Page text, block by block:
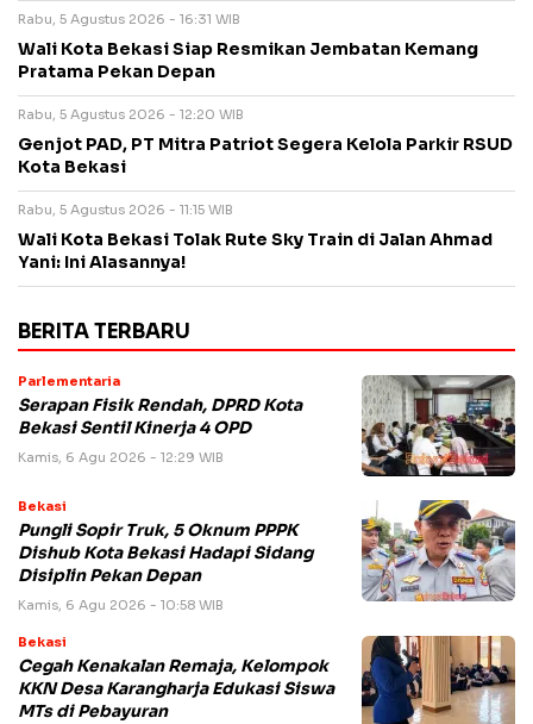
Rabu, 5 Agustus 2026 - 16:31 WIB
Wali Kota Bekasi Siap Resmikan Jembatan Kemang
Pratama Pekan Depan
Rabu, 5 Agustus 2026 - 12:20 WIB
Genjot PAD, PT Mitra Patriot Segera Kelola Parkir RSUD
Kota Bekasi
Rabu, 5 Agustus 2026 - 11:15 WIB
Wali Kota Bekasi Tolak Rute Sky Train di Jalan Ahmad
Yani: Ini Alasannya!
BERITA TERBARU
Parlementaria
Serapan Fisik Rendah, DPRD Kota
Bekasi Sentil Kinerja 4 OPD
Kamis, 6 Agu 2026 - 12:29 WIB
Bekasi
Pungli Sopir Truk, 5 Oknum PPPK
Dishub Kota Bekasi Hadapi Sidang
Disiplin Pekan Depan
Kamis, 6 Agu 2026 - 10:58 WIB
Bekasi
Cegah Kenakalan Remaja, Kelompok
KKN Desa Karangharja Edukasi Siswa
MTs di Pebayuran